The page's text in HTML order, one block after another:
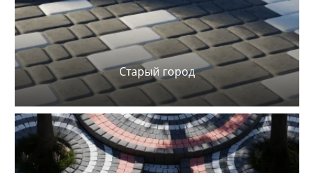
Старый город